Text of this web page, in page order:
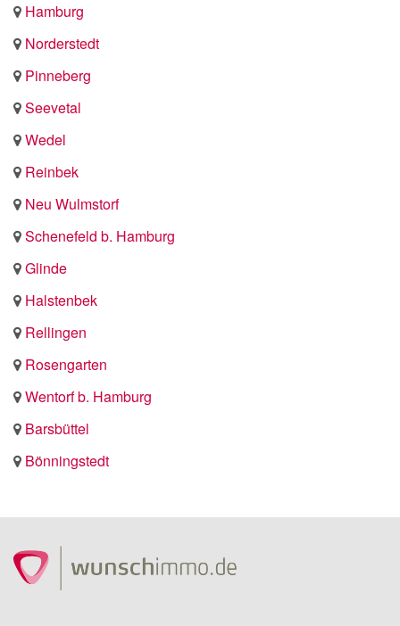
Hamburg
Norderstedt
Pinneberg
Seevetal
Wedel
Reinbek
Neu Wulmstorf
Schenefeld b. Hamburg
Glinde
Halstenbek
Rellingen
Rosengarten
Wentorf b. Hamburg
Barsbüttel
Bönningstedt